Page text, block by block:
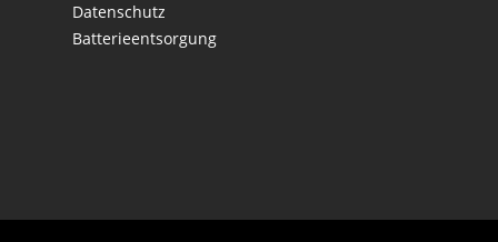
Datenschutz
Batterieentsorgung